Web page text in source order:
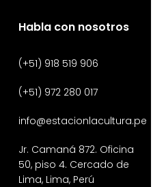
Habla con nosotros
(+51) 918 519 906
(+51) 972 280 017
info@estacionlacultura.pe
Jr. Camaná 872. Oficina
50, piso 4. Cercado de
Lima, Lima, Perú